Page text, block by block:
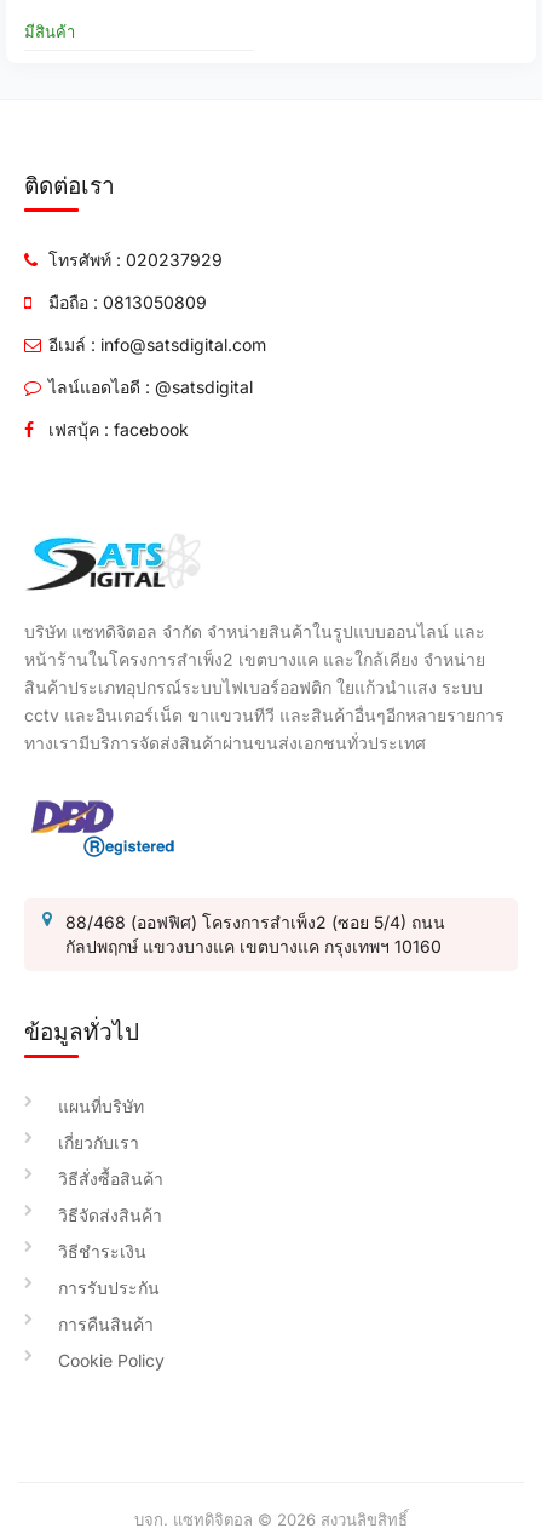
มีสินค้า
ติดต่อเรา
โทรศัพท์ : 020237929
มือถือ : 0813050809
อีเมล์ : info@satsdigital.com
ไลน์แอดไอดี : @satsdigital
เฟสบุ้ค : facebook
บริษัท แซทดิจิตอล จำกัด จำหน่ายสินค้าในรูปแบบออนไลน์ และ
หน้าร้านในโครงการสำเพ็ง2 เขตบางแค และใกล้เคียง จำหน่าย
สินค้าประเภทอุปกรณ์ระบบไฟเบอร์ออฟติก ใยแก้วนำแสง ระบบ
cctv และอินเตอร์เน็ต ขาแขวนทีวี และสินค้าอื่นๆอีกหลายรายการ
ทางเรามีบริการจัดส่งสินค้าผ่านขนส่งเอกชนทั่วประเทศ
88/468 (ออฟฟิศ) โครงการสำเพ็ง2 (ซอย 5/4) ถนน
กัลปพฤกษ์ แขวงบางแค เขตบางแค กรุงเทพฯ 10160
ข้อมูลทั่วไป
แผนที่บริษัท
เกี่ยวกับเรา
วิธีสั่งซื้อสินค้า
วิธีจัดส่งสินค้า
วิธีชำระเงิน
การรับประกัน
การคืนสินค้า
Cookie Policy
บจก. แซทดิจิตอล © 2026 สงวนลิขสิทธิ์